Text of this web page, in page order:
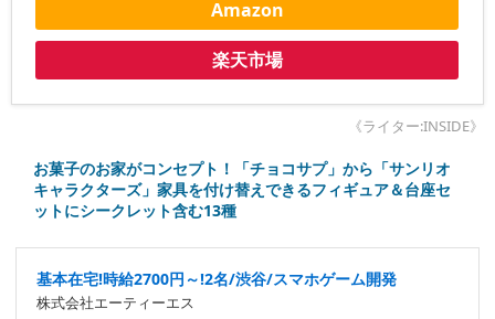
Amazon
楽天市場
《ライター:INSIDE》
お菓子のお家がコンセプト！「チョコサプ」から「サンリオ
キャラクターズ」家具を付け替えできるフィギュア＆台座セ
ットにシークレット含む13種
基本在宅!時給2700円～!2名/渋谷/スマホゲーム開発
株式会社エーティーエス